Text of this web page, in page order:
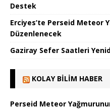
Destek
Erciyes’te Perseid Meteor
Düzenlenecek
Gaziray Sefer Saatleri
KOLAY BILIM HABER
Perseid Meteor